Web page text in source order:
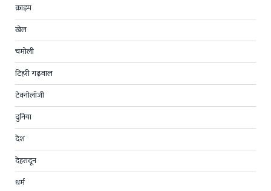
क्राइम
खेल
चमोली
टिहरी गढ़वाल
टेक्नोलॉजी
दुनिया
देश
देहरादून
धर्म